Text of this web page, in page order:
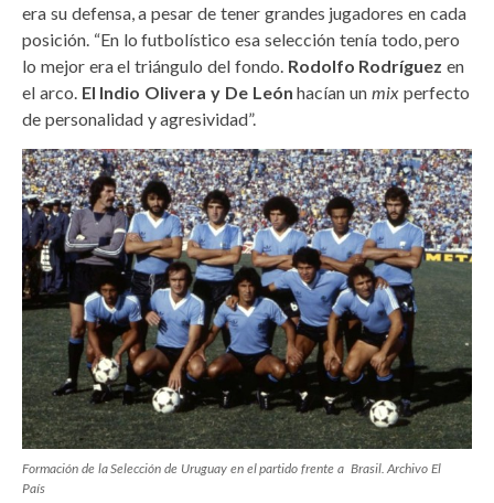
era su defensa, a pesar de tener grandes jugadores en cada
posición. “En lo futbolístico esa selección tenía todo, pero
lo mejor era el triángulo del fondo. Rodolfo Rodríguez en
el arco. El Indio Olivera y De León hacían unmix perfecto
de personalidad y agresividad”.
Formación de la Selección de Uruguay en el partido frente a Brasil. ArchivoEl
País